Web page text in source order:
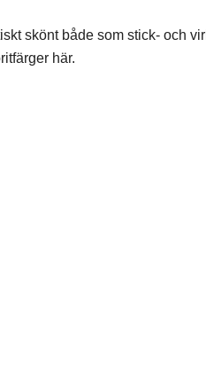
skönt både som stick- och
här.